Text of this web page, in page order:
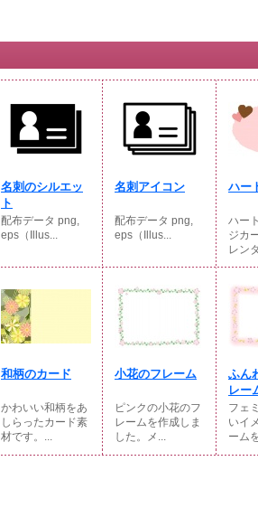
名刺のシルエッ
ト
配布データ png,
eps（Illus...
名刺アイコン
配布データ png,
eps（Illus...
ハー
ハー
ジカ
レン
和柄のカード
かわいい和柄をあ
しらったカード素
材です。...
小花のフレーム
ピンクの小花のフ
レームを作成しま
した。メ...
ふん
レー
フェ
いイ
ーム